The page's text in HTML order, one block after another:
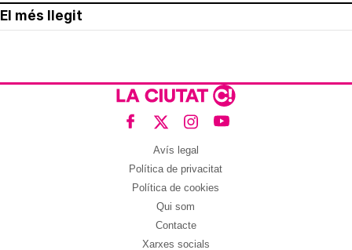
El més llegit
Avís legal
Política de privacitat
Política de cookies
Qui som
Contacte
Xarxes socials